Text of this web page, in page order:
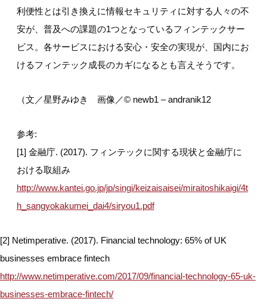
利便性とは引き換えに情報セキュリティに対する人々の不
安が、普及への課題の1つとなっているフィンテックサー
ビス。各サービスにおける安心・安全の実現が、国内にお
けるフィンテック成長のカギになるとも言えそうです。
（文／星野みゆき 画像／© newb1 – andranik12
参考:
[1] 金融庁. (2017). フィンテックに関する現状と金融庁に
おける取組み
http://www.kantei.go.jp/jp/singi/keizaisaisei/miraitoshikaigi/4t
h_sangyokakumei_dai4/siryou1.pdf
[2] Netimperative. (2017). Financial technology: 65% of UK
businesses embrace fintech
http://www.netimperative.com/2017/09/financial-technology-65-uk-
businesses-embrace-fintech/